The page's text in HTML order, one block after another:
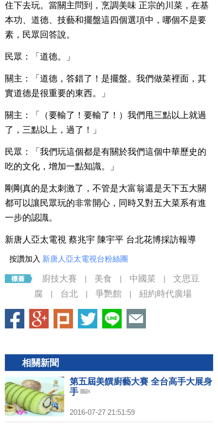
住下去玩。當關主問到，烹調美味 正宗的川菜，在基
本功、道德、技藝和擺盤這四個選項中，哪個不是要
素，民眾回答說。
民眾：「道德。」
關主：「道德，答錯了！是擺盤。我們做菜裡面，其
實道德是很重要的東西。」
關主：「（要輸了！要輸了！）我們甩三點以上就過
了，三點以上，過了！」
民眾：「我們玩這個都是有關於我們這個中華歷史的
吃的文化，增加一點知識。」
剛剛真的是太刺激了，不管是大富翁還是天下五大關
都可以讓民眾玩的非常開心，同時又對五大菜系有進
一步的認識。
新唐人亞太電視 蔡兆宇 陳宇平 台北花博採訪報導
按讚加入 新唐人亞太電視台粉絲團
廚技大賽 美食 中國菜
文思豆
腐
台北 爭艷館 紐約時代廣場
相關新聞
第五屆美饌廚藝大賽 全台高手大展身
手
2016-07-27 21:51:59